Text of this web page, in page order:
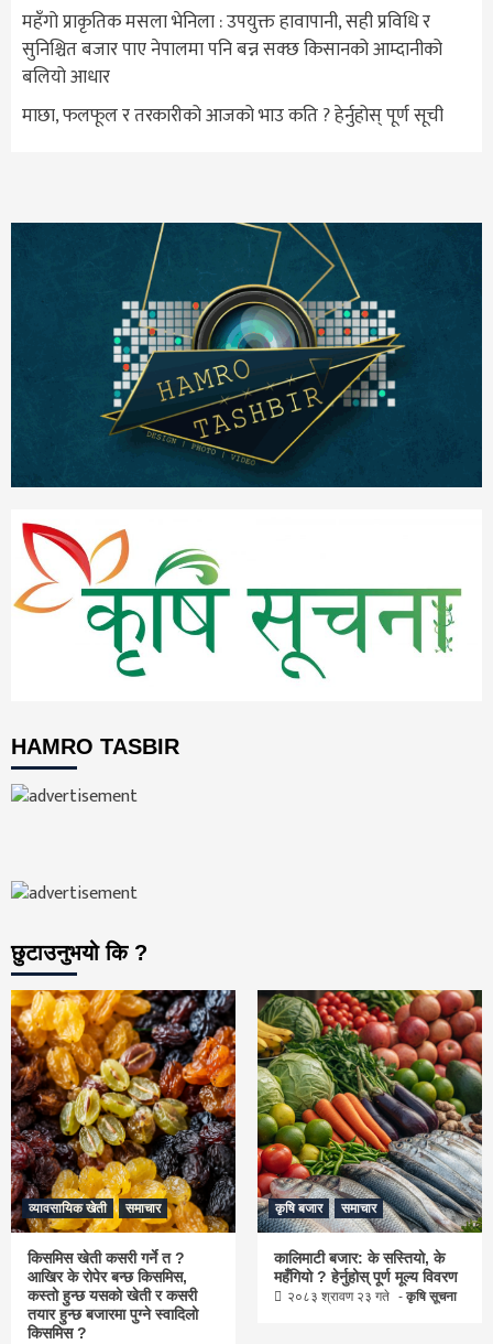
महँगो प्राकृतिक मसला भेनिला : उपयुक्त हावापानी, सही प्रविधि र
सुनिश्चित बजार पाए नेपालमा पनि बन्न सक्छ किसानको आम्दानीको
बलियो आधार
माछा, फलफूल र तरकारीको आजको भाउ कति ? हेर्नुहोस् पूर्ण सूची
HAMRO TASBIR
छुटाउनुभयो कि ?
व्यावसायिक खेती समाचार
किसमिस खेती कसरी गर्ने त ?
आखिर के रोपेर बन्छ किसमिस,
कस्तो हुन्छ यसको खेती र कसरी
तयार हुन्छ बजारमा पुग्ने स्वादिलो
किसमिस ?
कृषि बजार समाचार
कालिमाटी बजार: के सस्तियो, के
महँगियो ? हेर्नुहोस् पूर्ण मूल्य विवरण
२०८३ श्रावण २३ गते कृषि सूचना